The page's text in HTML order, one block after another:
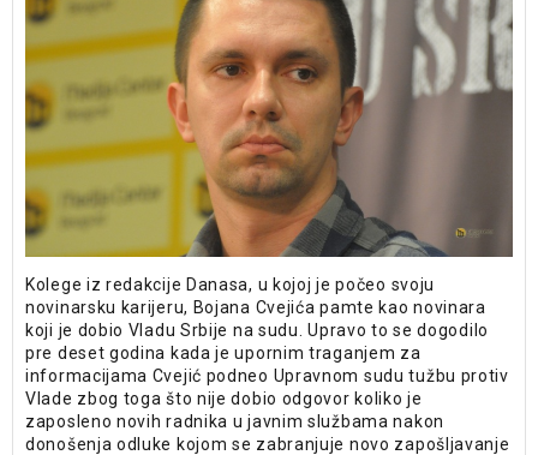
Kolege iz redakcije Danasa, u kojoj je počeo svoju
novinarsku karijeru, Bojana Cvejića pamte kao novinara
koji je dobio Vladu Srbije na sudu. Upravo to se dogodilo
pre deset godina kada je upornim traganjem za
informacijama Cvejić podneo Upravnom sudu tužbu protiv
Vlade zbog toga što nije dobio odgovor koliko je
zaposleno novih radnika u javnim službama nakon
donošenja odluke kojom se zabranjuje novo zapošljavanje